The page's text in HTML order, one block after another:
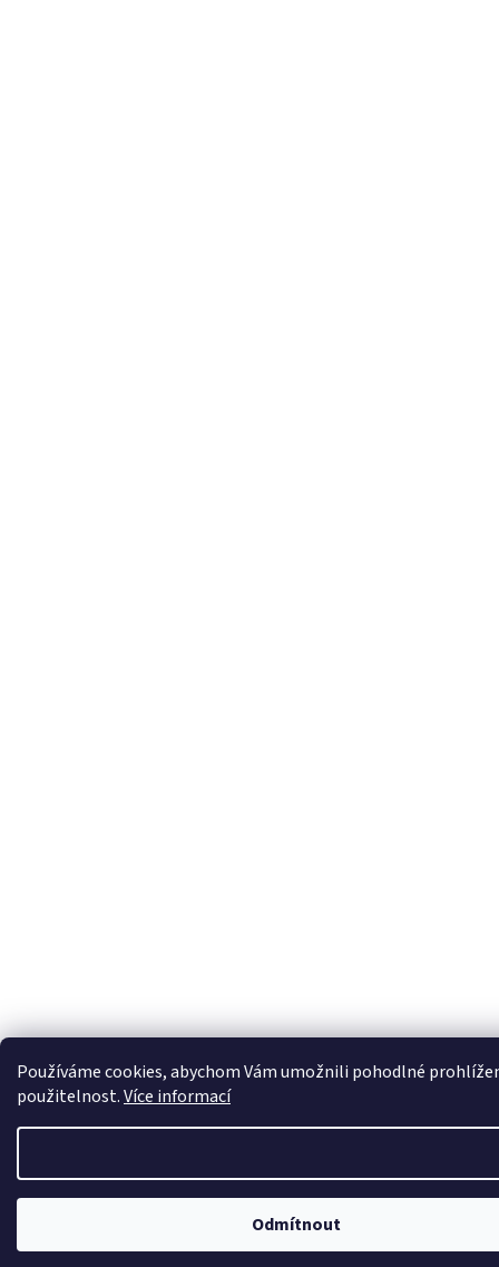
Používáme cookies, abychom Vám umožnili pohodlné
použitelnost.Více informací
Odmítnout